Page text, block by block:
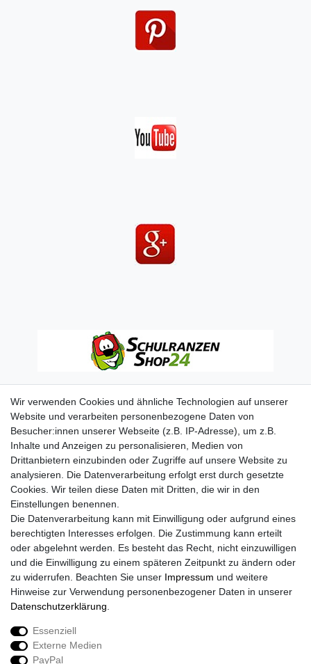
Impressum
Wir verwenden Cookies und ähnliche Technologien auf unserer
Website und verarbeiten personenbezogene Daten von
Besucher:innen unserer Webseite (z.B. IP-Adresse), um z.B.
Inhalte und Anzeigen zu personalisieren, Medien von
Drittanbietern einzubinden oder Zugriffe auf unsere Website zu
analysieren. Die Datenverarbeitung erfolgt erst durch gesetzte
Cookies. Wir teilen diese Daten mit Dritten, die wir in den
Einstellungen benennen.
Die Datenverarbeitung kann mit Einwilligung oder aufgrund eines
berechtigten Interesses erfolgen. Die Zustimmung kann erteilt
oder abgelehnt werden. Es besteht das Recht, nicht einzuwilligen
und die Einwilligung zu einem späteren Zeitpunkt zu ändern oder
zu widerrufen. Beachten Sie unser Impressum und weitere
Hinweise zur Verwendung personenbezogener Daten in unserer
Daten­schutz­erklärung
Essenziell
Externe Medien
PayPal